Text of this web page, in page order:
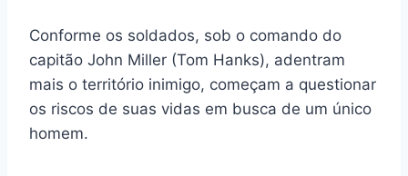
Conforme os soldados, sob o comando do
capitão John Miller (Tom Hanks), adentram
mais o território inimigo, começam a questionar
os riscos de suas vidas em busca de um único
homem.